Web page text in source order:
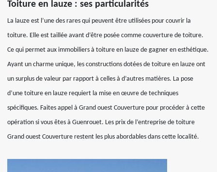
Toiture en lauze : ses particularités
La lauze est l’une des rares qui peuvent être utilisées pour couvrir la
toiture. Elle est taillée avant d’être posée comme couverture de toiture.
Ce qui permet aux immobiliers à toiture en lauze de gagner en esthétique.
Ayant un charme unique, les constructions dotées de toiture en lauze ont
un surplus de valeur par rapport à celles à d’autres matières. La pose
d’une toiture en lauze requiert la mise en œuvre de techniques
spécifiques. Faites appel à Grand ouest Couverture pour procéder à cette
opération si vous êtes à Guenrouet. Les prix de l’entreprise de toiture
Grand ouest Couverture restent les plus abordables dans cette localité.